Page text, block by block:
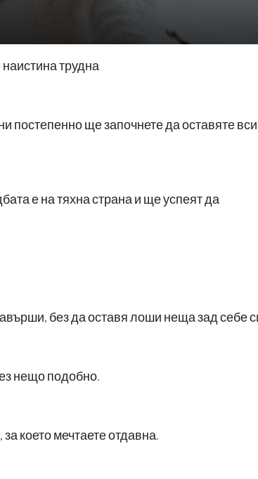
трудна
постепенно ще започнете да оставяте
е на тяхна страна и ще успеят да
без да оставя лоши неща зад себе
нещо подобно.
което мечтаете отдавна.